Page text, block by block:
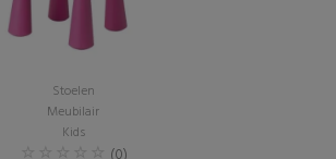
Stoelen
Meubilair
Kids